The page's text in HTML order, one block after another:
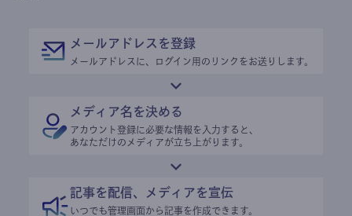
メールアドレスを登録
メールアドレスに、ログイン用のリンクをお送りします。
メディア名を決める
アカウント登録に必要な情報を入力すると、
あなただけのメディアが立ち上がります。
記事を配信、メディアを宣伝
いつでも管理画面から記事を作成できます。